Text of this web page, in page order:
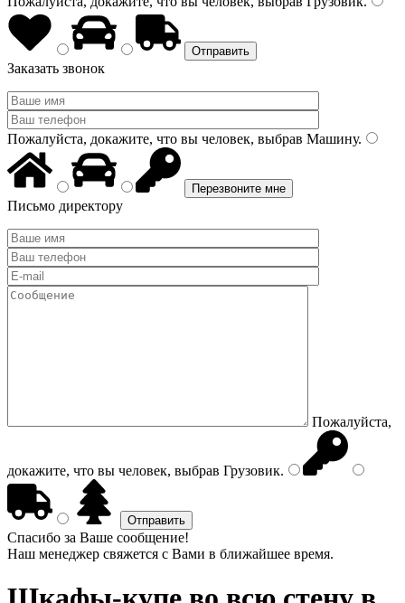
Заказать звонок
Пожалуйста, докажите, что вы человек, выбрав Машину.
Письмо директору
Пожалуйста,
докажите, что вы человек, выбрав Грузовик.
Спасибо за Ваше сообщение!
Наш менеджер свяжется с Вами в ближайшее время.